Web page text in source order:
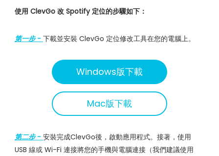
使用 ClevGo 改 Spotify 定位的步驟如下：
第一步 - 下載並安裝 ClevGo 定位修改工具在您的電腦上。
Windows版下載
Mac版下載
第二步 - 安裝完成ClevGo後，啟動應用程式。接著，使用
USB 線或 Wi-Fi 連接將您的手機與電腦連接（我們建議使用